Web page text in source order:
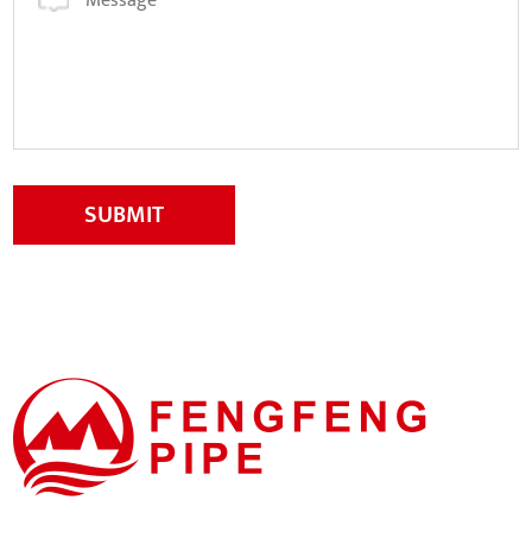
SUBMIT